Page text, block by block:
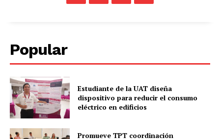
Popular
Estudiante de la UAT diseña
dispositivo para reducir el consumo
eléctrico en edificios
Promueve TPT coordinación